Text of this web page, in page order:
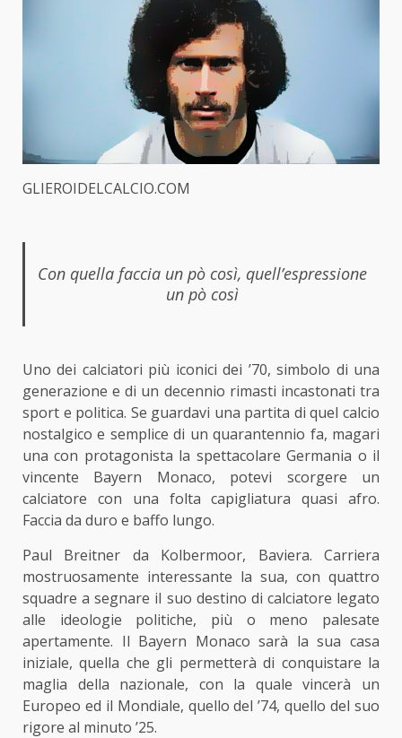
GLIEROIDELCALCIO.COM
Con quella faccia un pò così, quell’espressione
un pò così
Uno dei calciatori più iconici dei ’70, simbolo di una
generazione e di un decennio rimasti incastonati tra
sport e politica. Se guardavi una partita di quel calcio
nostalgico e semplice di un quarantennio fa, magari
una con protagonista la spettacolare Germania o il
vincente Bayern Monaco, potevi scorgere un
calciatore con una folta capigliatura quasi afro.
Faccia da duro e baffo lungo.
Paul Breitner da Kolbermoor, Baviera. Carriera
mostruosamente interessante la sua, con quattro
squadre a segnare il suo destino di calciatore legato
alle ideologie politiche, più o meno palesate
apertamente. Il Bayern Monaco sarà la sua casa
iniziale, quella che gli permetterà di conquistare la
maglia della nazionale, con la quale vincerà un
Europeo ed il Mondiale, quello del ’74, quello del suo
rigore al minuto ’25.